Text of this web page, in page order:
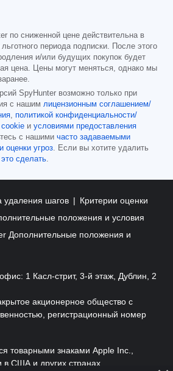
по сниженной цене действительна в
периода подписки. После этого
и/или будущих покупок будет
цена. Цены могут меняться, однако мы
SpyHunter возможно только при
с нашим лицензионным соглашением/
политикой конфиденциальности/
и условиями предоставления
с нашими часто задаваемыми
оценки угроз . Если вы хотите удалить
сделать
удаления шагов
Критерии оценки
положения и условия
Дополнительные положения и
1 Касл-стрит, 3-й этаж, Дублин, 2
акционерное общество с
регистрационный номер
товарными знаками Apple Inc.,
в США и других странах.